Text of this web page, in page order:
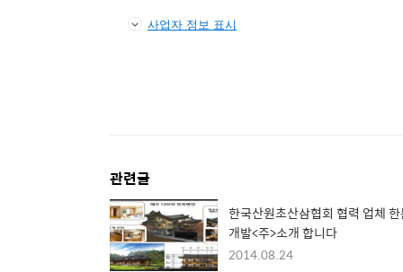
사업자 정보 표시
관련글
한국산원초산삼협회 협력 업체 한문화
개발<주>소개 합니다
2014.08.24